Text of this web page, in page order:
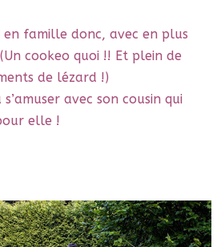
famille donc, avec en plus
cookeo quoi !! Et plein de
de lézard !)
avec son cousin qui
elle !